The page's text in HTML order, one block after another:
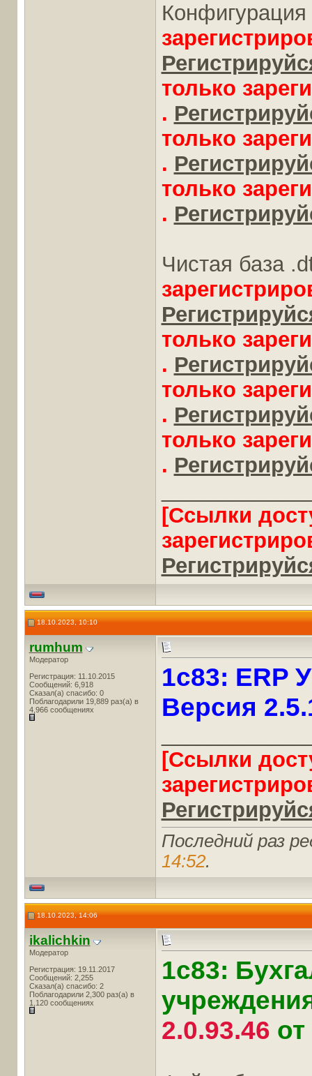
только
.
только
.
только
.
Чистая база
только
.
только
.
только
.
[Ссылки
18.10.2023, 10:10
rumhum
Модератор
Регистрация: 11.10.2015
Сообщений: 6,918
Сказал(а) спасибо: 0
Поблагодарили 19,889 раз(а) в
4,966 сообщениях
1c83: ERP
Версия
[Ссылки
Последний раз
14:52.
18.10.2023, 14:06
ikalichkin
Модератор
Регистрация: 19.11.2017
Сообщений: 2,255
Сказал(а) спасибо: 2
Поблагодарили 2,300 раз(а) в
1,120 сообщениях
1с83:
2.0.93.46